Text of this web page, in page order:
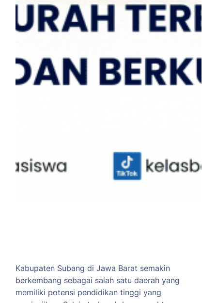
Kabupaten Subang di Jawa Barat semakin
berkembang sebagai salah satu daerah yang
memiliki potensi pendidikan tinggi yang